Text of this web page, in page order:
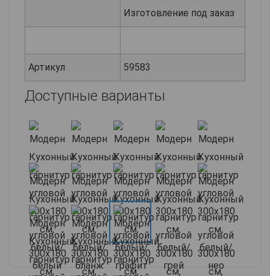
Изготовление под заказ
Артикул 59583
Доступные варианты